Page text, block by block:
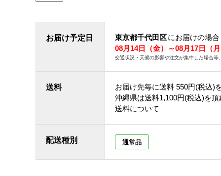
お届け予定日 東京都千代田区にお届けの場合
08月14日（金）～08月17日（
交通状況・天候の影響や注文が集中した場合
送料 お届け先毎に送料 550円(税込)
沖縄県は送料1,100円(税込)を
送料について
配送種別 通常品